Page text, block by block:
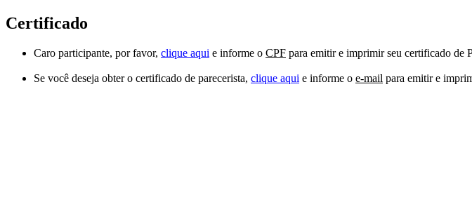
Certificado
Caro participante, por favor, clique aqui e informe o CPF para emitir e imprimir seu certificado
Se você deseja obter o certificado de parecerista, clique aqui e informe o e-mail para emitir e